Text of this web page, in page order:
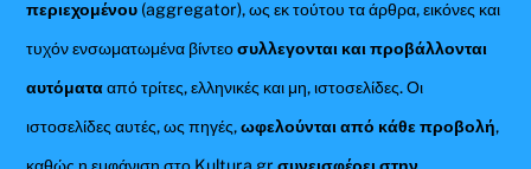
περιεχομένου (aggregator), ως εκ τούτου τα άρθρα, εικόνες και
τυχόν ενσωματωμένα βίντεοσυλλεγονται και προβάλλονται
αυτόματααπό τρίτες, ελληνικές και μη, ιστοσελίδες. Οι
ιστοσελίδες αυτές, ως πηγές,ωφελούνται από κάθε προβολή,